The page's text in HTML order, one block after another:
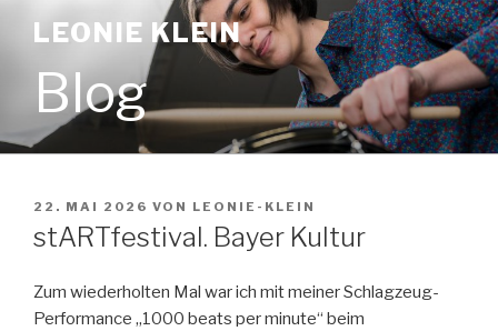
InhaltLEONIE KLEIN
Blog
VERÖFFENTLICHT
AM
22. MAI 2026 VON LEONIE-KLEIN
stARTfestival. Bayer Kultur
Zum wiederholten Mal war ich mit meiner Schlagzeug-
Performance „1000 beats per minute“ beim